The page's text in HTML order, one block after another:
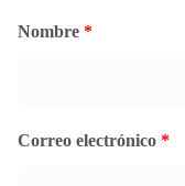
Nombre *
Correo electrónico *